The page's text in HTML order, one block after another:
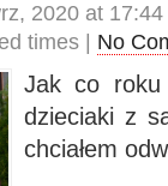
2020 at 17:44
times | No
Jak co roku
dzieciaki z
chciałem